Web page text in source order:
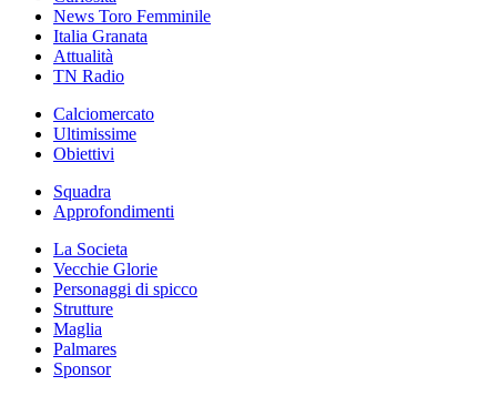
News Toro Femminile
Italia Granata
Attualità
TN Radio
Calciomercato
Ultimissime
Obiettivi
Squadra
Approfondimenti
La Societa
Vecchie Glorie
Personaggi di spicco
Strutture
Maglia
Palmares
Sponsor